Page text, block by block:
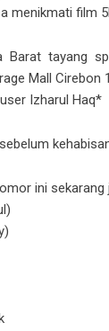
menikmati film
Barat tayang
Mall Cirebon 1
Izharul Haq*
ini sekarang